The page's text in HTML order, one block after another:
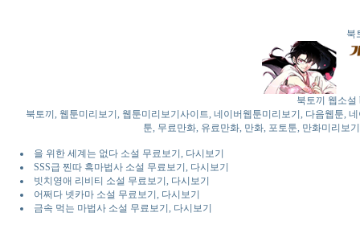
북
북토끼 웹소설
북토끼, 웹툰미리보기, 웹툰미리보기사이트, 네이버웹툰미리보기, 다음웹툰,
툰, 무료만화, 유료만화, 만화, 포토툰, 만화미리보
을 위한 세계는 없다 소설 무료보기, 다시보기
SSS급 찐따 흑마법사 소설 무료보기, 다시보기
빗치영애 리비티 소설 무료보기, 다시보기
어쩌다 넷카마 소설 무료보기, 다시보기
금속 먹는 마법사 소설 무료보기, 다시보기